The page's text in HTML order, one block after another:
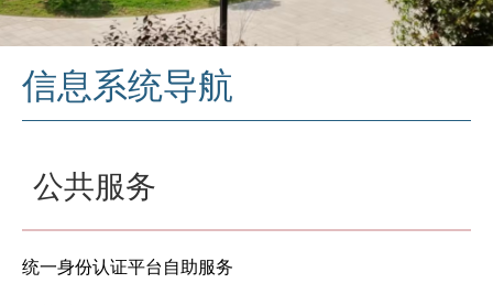
信息系统导航
公共服务
统一身份认证平台自助服务